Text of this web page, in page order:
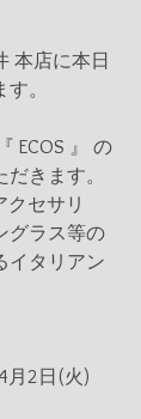
本店に本日
。
ECOS 』 の
きます。
クセサリ
グラス等の
イタリアン
月2日(火)